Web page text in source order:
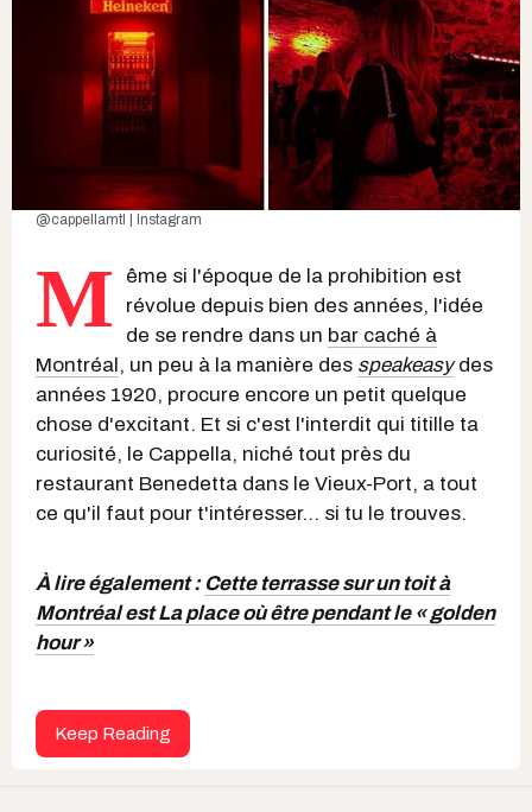
@cappellamtl | Instagram
M
ême si l'époque de la prohibition est
révolue depuis bien des années, l'idée
de se rendre dans un bar caché à
Montréal, un peu à la manière des speakeasydes
années 1920, procure encore un petit quelque
chose d'excitant. Et si c'est l'interdit qui titille ta
curiosité, le Cappella, niché tout près du
restaurant Benedetta dans le Vieux-Port, a tout
ce qu'il faut pour t'intéresser... si tu le trouves.
À lire également : Cette terrasse sur un toit à
Montréal est La place où être pendant le « golden
hour »
Keep Reading